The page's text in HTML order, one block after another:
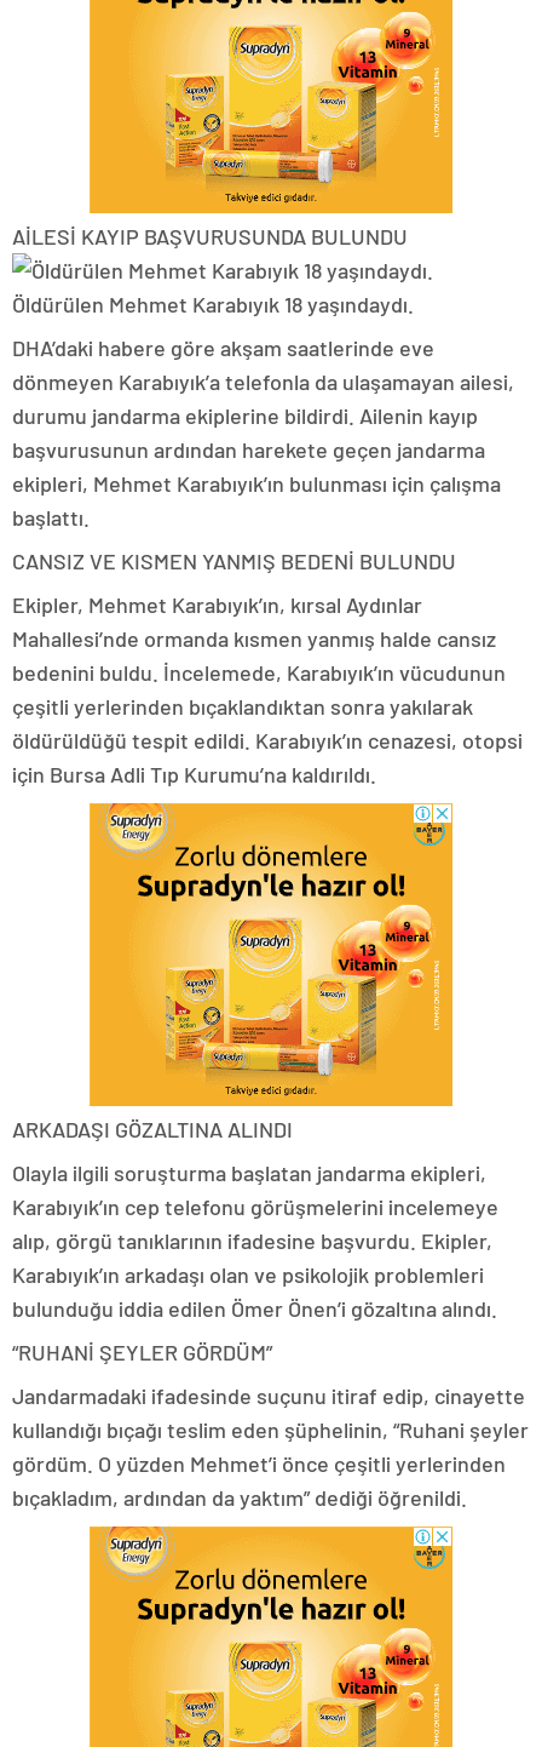
AİLESİ KAYIP BAŞVURUSUNDA BULUNDU
Öldürülen Mehmet Karabıyık 18 yaşındaydı.
DHA’daki habere göre akşam saatlerinde eve
dönmeyen Karabıyık’a telefonla da ulaşamayan ailesi,
durumu jandarma ekiplerine bildirdi. Ailenin kayıp
başvurusunun ardından harekete geçen jandarma
ekipleri, Mehmet Karabıyık’ın bulunması için çalışma
başlattı.
CANSIZ VE KISMEN YANMIŞ BEDENİ BULUNDU
Ekipler, Mehmet Karabıyık’ın, kırsal Aydınlar
Mahallesi’nde ormanda kısmen yanmış halde cansız
bedenini buldu. İncelemede, Karabıyık’ın vücudunun
çeşitli yerlerinden bıçaklandıktan sonra yakılarak
öldürüldüğü tespit edildi. Karabıyık’ın cenazesi, otopsi
için Bursa Adli Tıp Kurumu’na kaldırıldı.
ARKADAŞI GÖZALTINA ALINDI
Olayla ilgili soruşturma başlatan jandarma ekipleri,
Karabıyık’ın cep telefonu görüşmelerini incelemeye
alıp, görgü tanıklarının ifadesine başvurdu. Ekipler,
Karabıyık’ın arkadaşı olan ve psikolojik problemleri
bulunduğu iddia edilen Ömer Önen’i gözaltına alındı.
“RUHANİ ŞEYLER GÖRDÜM”
Jandarmadaki ifadesinde suçunu itiraf edip, cinayette
kullandığı bıçağı teslim eden şüphelinin, “Ruhani şeyler
gördüm. O yüzden Mehmet’i önce çeşitli yerlerinden
bıçakladım, ardından da yaktım” dediği öğrenildi.